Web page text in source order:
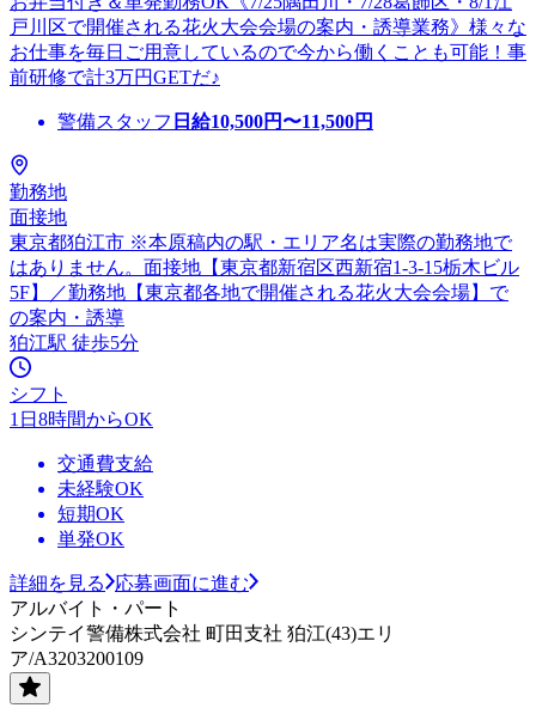
戸川区で開催される花火大会会場の案内・誘導業務》様々な
お仕事を毎日ご用意しているので今から働くことも可能！事
前研修で計3万円GETだ♪
警備スタッフ 日給10,500円〜11,500円
勤務地
面接地
東京都狛江市 ※本原稿内の駅・エリア名は実際の勤務地で
はありません。面接地【東京都新宿区西新宿1-3-15栃木ビル
5F】／勤務地【東京都各地で開催される花火大会会場】で
の案内・誘導
狛江駅 徒歩5分
シフト
1日8時間からOK
交通費支給
未経験OK
短期OK
単発OK
詳細を見る
応募画面に進む
アルバイト・パート
シンテイ警備株式会社 町田支社 狛江(43)エリ
ア/A3203200109